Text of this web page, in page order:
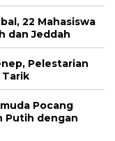
22 Mahasiswa
dan Jeddah
Pelestarian
Tarik
Pocang
Putih dengan